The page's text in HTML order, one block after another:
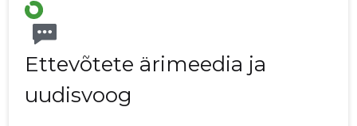
Ettevõtete ärimeedia ja
uudisvoog